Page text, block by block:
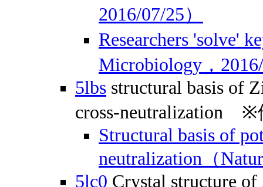
2016/07/25）
Researchers 'solve'
Microbiology，
5lbs structural basis of
cross-neutralization ※
Structural basis of
neutralization（
5lc0 Crystal structure